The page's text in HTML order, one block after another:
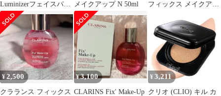
Luminizerフェイスパウ
ダー新品未使用
メイクアップ N 50ml
フィックス メイクアッ
¥2,500
クラランス フィックス
¥3,100
CLARINS Fix' Make-Up
¥ 3,211
クリオ (CLIO) キル カ